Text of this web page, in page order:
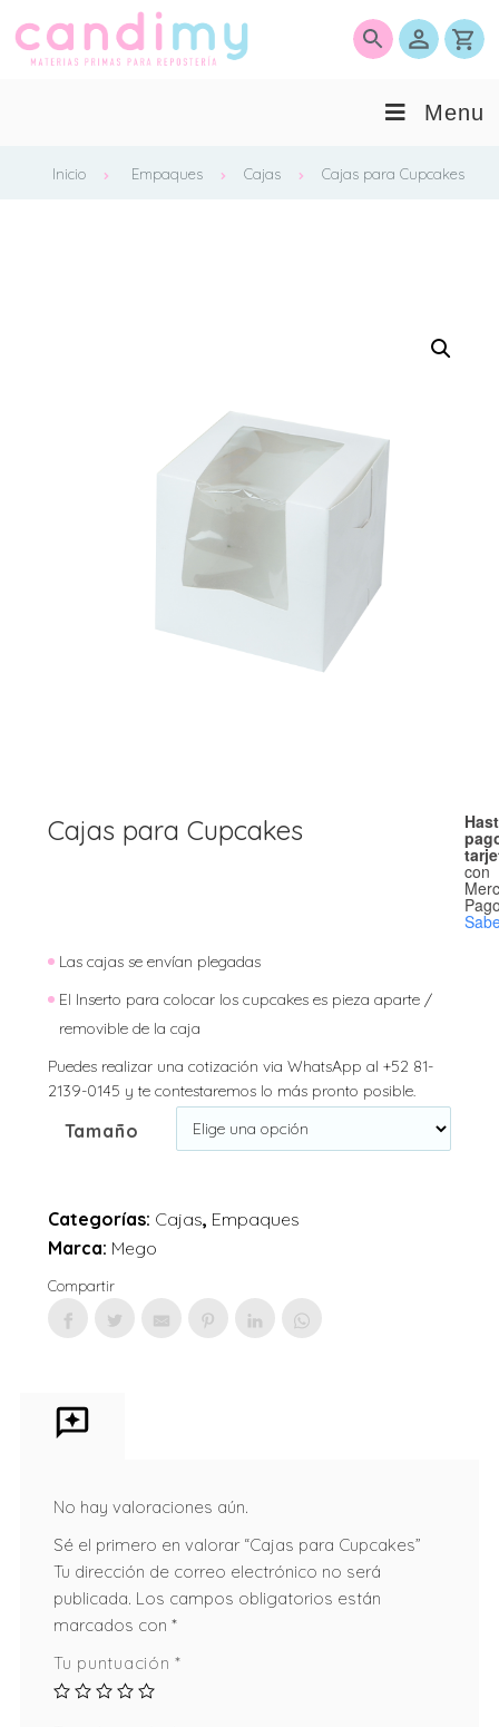
Menu
Inicio Empaques Cajas Cajas para Cupcakes
Cajas para Cupcakes
Las cajas se envían plegadas
El Inserto para colocar los cupcakes es pieza aparte /
removible de la caja
Puedes realizar una cotización via WhatsApp al +52 81-
2139-0145 y te contestaremos lo más pronto posible.
con
Tamaño
Categorías: Cajas, Empaques
Marca: Mego
Compartir
No hay valoraciones aún.
Sé el primero en valorar “Cajas para Cupcakes”
Tu dirección de correo electrónico no será
publicada. Los campos obligatorios están
marcados con *
Tu puntuación*